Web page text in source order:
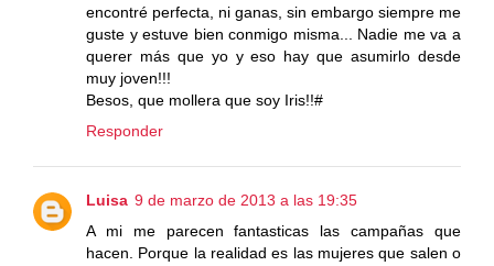
encontré perfecta, ni ganas, sin embargo siempre me
guste y estuve bien conmigo misma... Nadie me va a
querer más que yo y eso hay que asumirlo desde
muy joven!!!
Besos, que mollera que soy Iris!!#
Responder
Luisa 9 de marzo de 2013 a las 19:35
A mi me parecen fantasticas las campañas que
hacen. Porque la realidad es las mujeres que salen o